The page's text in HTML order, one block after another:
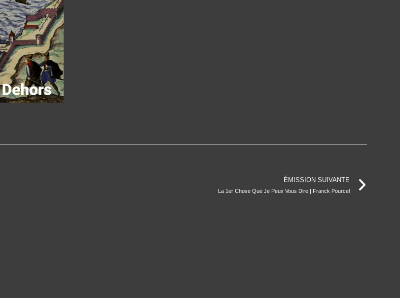
ÉMISSION SUIVANTE
La 1er Chose Que Je Peux Vous Dire | Franck Pourcel